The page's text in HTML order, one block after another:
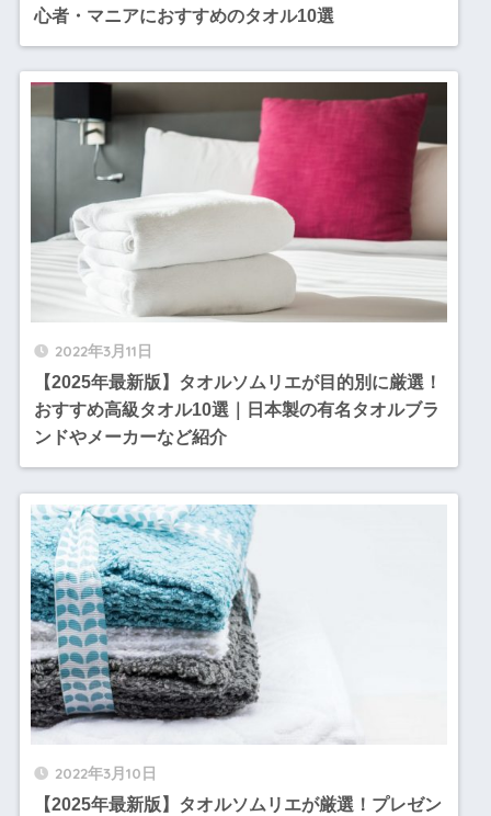
心者・マニアにおすすめのタオル10選
2022年3月11日
【2025年最新版】タオルソムリエが目的別に厳選！
おすすめ高級タオル10選｜日本製の有名タオルブラ
ンドやメーカーなど紹介
2022年3月10日
【2025年最新版】タオルソムリエが厳選！プレゼン